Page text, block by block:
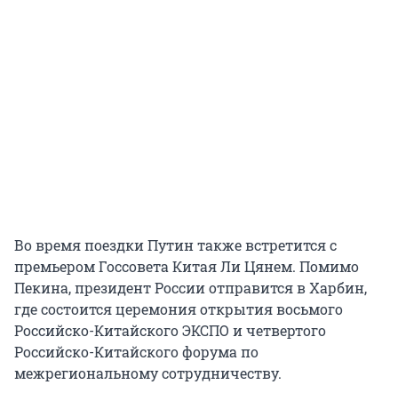
Во время поездки Путин также встретится с
премьером Госсовета Китая Ли Цянем. Помимо
Пекина, президент России отправится в Харбин,
где состоится церемония открытия восьмого
Российско-Китайского ЭКСПО и четвертого
Российско-Китайского форума по
межрегиональному сотрудничеству.